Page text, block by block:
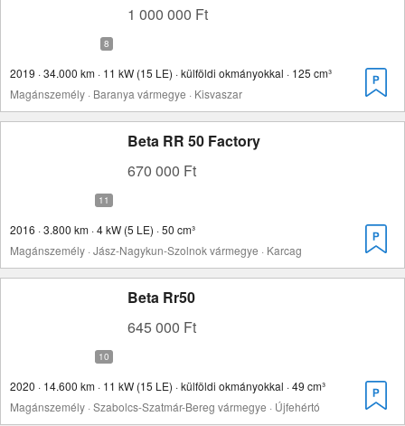
1 000 000 Ft
2019 · 34.000 km · 11 kW (15 LE) · külföldi okmányokkal · 125 cm³
Magánszemély · Baranya vármegye · Kisvaszar
Beta RR 50 Factory
670 000 Ft
2016 · 3.800 km · 4 kW (5 LE) · 50 cm³
Magánszemély · Jász-Nagykun-Szolnok vármegye · Karcag
Beta Rr50
645 000 Ft
2020 · 14.600 km · 11 kW (15 LE) · külföldi okmányokkal · 49 cm³
Magánszemély · Szabolcs-Szatmár-Bereg vármegye · Újfehértó